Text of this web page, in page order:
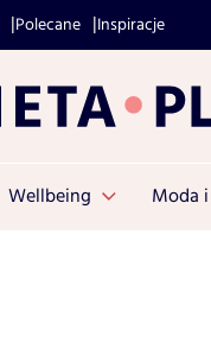
Polecane Inspiracje
Wellbeing Moda